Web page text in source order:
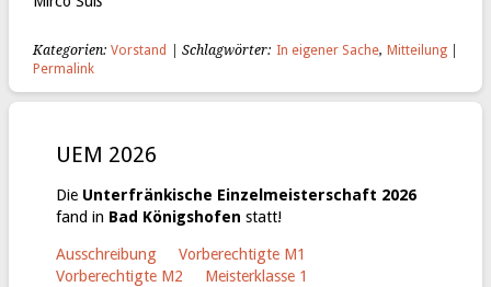
Kategorien:Vorstand | Schlagwörter: In eigener Sache, Mitteilung|
Permalink
UEM 2026
Die Unterfränkische Einzelmeisterschaft 2026
fand in Bad Königshofen statt!
Ausschreibung
Vorberechtigte M1
Vorberechtigte M2
Meisterklasse 1